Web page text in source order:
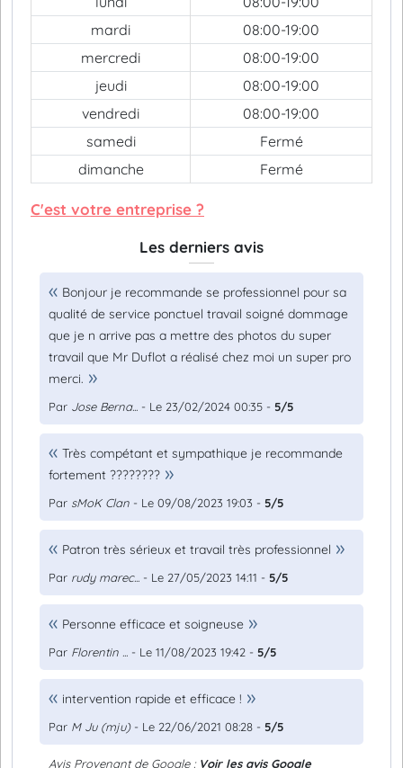
mardi
08:00-19:00
mercredi
08:00-19:00
jeudi
08:00-19:00
vendredi
08:00-19:00
samedi
Fermé
dimanche
Fermé
C'est votre entreprise ?
Les derniers avis
Bonjour je recommande se professionnel pour sa
qualité de service ponctuel travail soigné dommage
que je n arrive pas a mettre des photos du super
travail que Mr Duflot a réalisé chez moi un super pro
merci.
Par Jose Berna... - Le 23/02/2024 00:35 - 5/5
Très compétant et sympathique je recommande
fortement ????????
Par sMoK Clan - Le 09/08/2023 19:03 - 5/5
Patron très sérieux et travail très professionnel
Par rudy marec... - Le 27/05/2023 14:11 - 5/5
Personne efficace et soigneuse
Par Florentin ... - Le 11/08/2023 19:42 - 5/5
intervention rapide et efficace !
Par M Ju (mju)- Le 22/06/2021 08:28 - 5/5
Avis Provenant de Google : Voir les avis Google